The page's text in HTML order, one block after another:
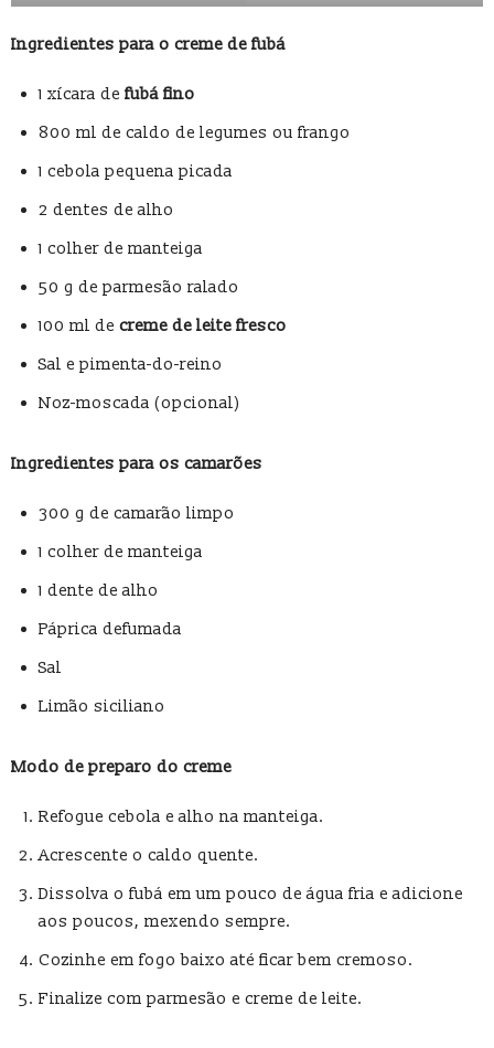
Ingredientes para o creme de fubá
1 xícara de fubá fino
800 ml de caldo de legumes ou frango
1 cebola pequena picada
2 dentes de alho
1 colher de manteiga
50 g de parmesão ralado
100 ml de creme de leite fresco
Sal e pimenta-do-reino
Noz-moscada (opcional)
Ingredientes para os camarões
300 g de camarão limpo
1 colher de manteiga
1 dente de alho
Páprica defumada
Sal
Limão siciliano
Modo de preparo do creme
Refogue cebola e alho na manteiga.
Acrescente o caldo quente.
Dissolva o fubá em um pouco de água fria e adicione
aos poucos, mexendo sempre.
Cozinhe em fogo baixo até ficar bem cremoso.
Finalize com parmesão e creme de leite.